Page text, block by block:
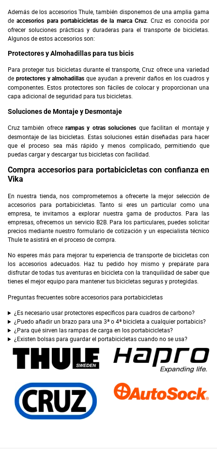
Además de los accesorios Thule, también disponemos de una amplia gama
deaccesorios para portabicicletas de la marca Cruz. Cruz es conocida por
ofrecer soluciones prácticas y duraderas para el transporte de bicicletas.
Algunos de estos accesorios son:
Protectores y Almohadillas para tus bicis
Para proteger tus bicicletas durante el transporte, Cruz ofrece una variedad
de protectores y almohadillas que ayudan a prevenir daños en los cuadros y
componentes. Estos protectores son fáciles de colocar y proporcionan una
capa adicional de seguridad para tus bicicletas.
Soluciones de Montaje y Desmontaje
Cruz también ofrecerampas y otras soluciones que facilitan el montaje y
desmontaje de las bicicletas. Estas soluciones están diseñadas para hacer
que el proceso sea más rápido y menos complicado, permitiendo que
puedas cargar y descargar tus bicicletas con facilidad.
Compra accesorios para portabicicletas con confianza en
Vika
En nuestra tienda, nos comprometemos a ofrecerte la mejor selección de
accesorios para portabicicletas. Tanto si eres un particular como una
empresa, te invitamos a explorar nuestra gama de productos. Para las
empresas, ofrecemos un servicio B2B. Para los particulares, puedes solicitar
precios mediante nuestro formulario de cotización y un especialista técnico
Thule te asistirá en el proceso de compra.
No esperes más para mejorar tu experiencia de transporte de bicicletas con
los accesorios adecuados. Haz tu pedido hoy mismo y prepárate para
disfrutar de todas tus aventuras en bicicleta con la tranquilidad de saber que
tienes el mejor equipo para mantener tus bicicletas seguras y protegidas.
Preguntas frecuentes sobre accesorios para portabicicletas
¿Es necesario usar protectores específicos para cuadros de carbono?
¿Puedo añadir un brazo para una 3ª o 4ª bicicleta a cualquier portabicis?
¿Para qué sirven las rampas de carga en los portabicicletas?
¿Existen bolsas para guardar el portabicicletas cuando no se usa?